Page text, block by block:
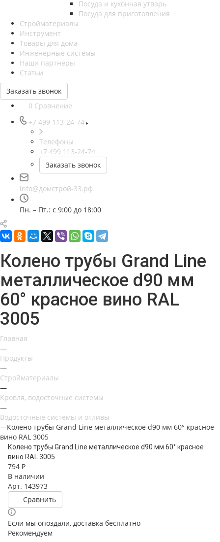
Посуда и кухонная утварь
Посуда для приготовления
Стройматериалы
Инструмент
Товары для дома
Инженерные системы
Наши партнеры
Статьи
Заказать звонок
0 Сравнение
+7 499 113-24-74
Телефоны
+7 499 113-24-74
Заказать звонок
info@домстрой-33.рф
Пн. – Пт.: с 9:00 до 18:00
Колено трубы Grand Line
металлическое d90 мм
60° красное вино RAL
3005
Главная
—
Продукты
—
Стройматериалы
—
Кровля, водосточные системы
—
Водосточные системы и отливы
—Колено трубы Grand Line металлическое d90 мм 60° красное
вино RAL 3005
Колено трубы Grand Line металлическое d90 мм 60° красное
вино RAL 3005
794 ₽
В наличии
Арт. 143973
Сравнить
Если мы опоздали, доставка бесплатно
Рекомендуем